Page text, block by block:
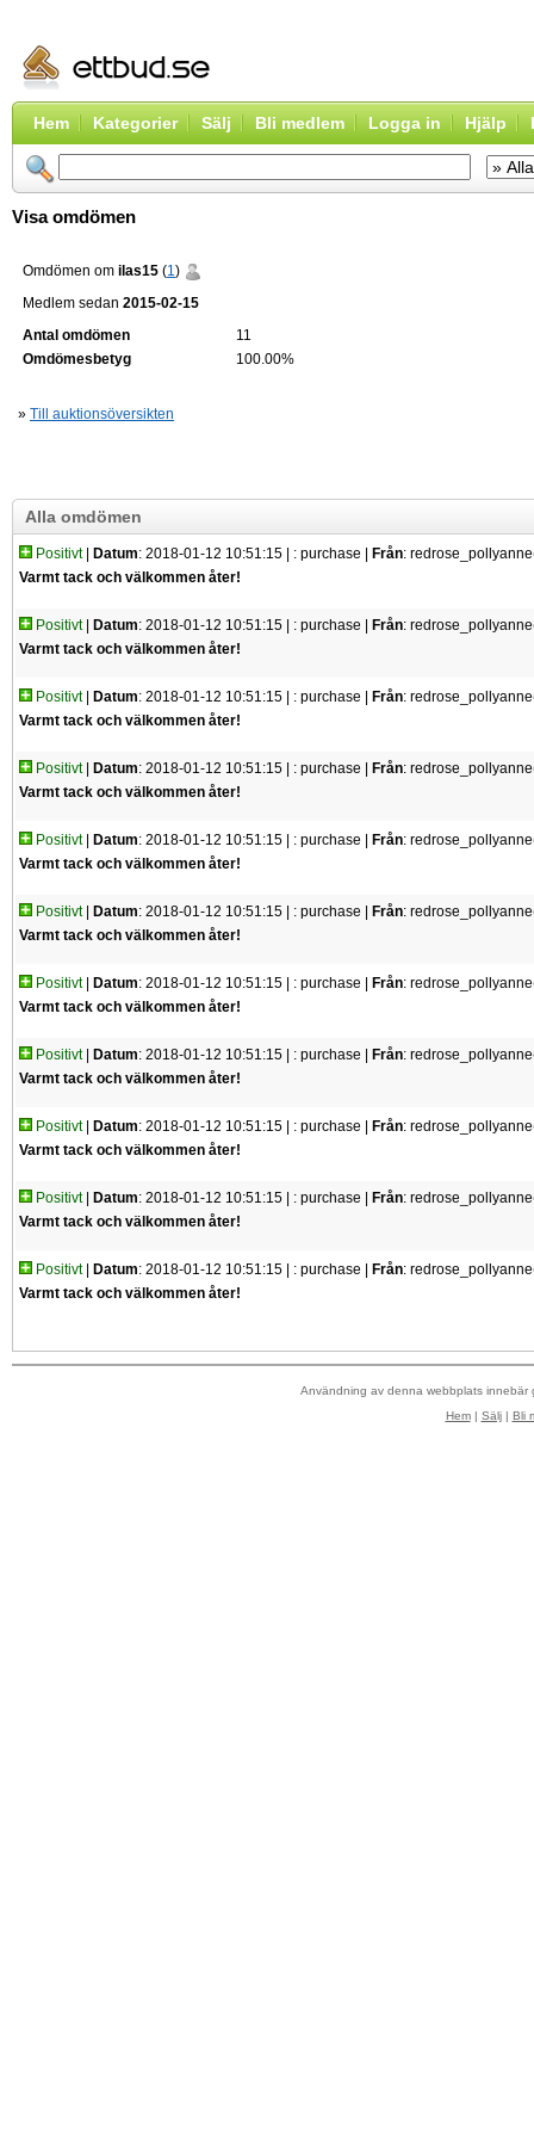
Hem Kategorier Sälj Bli medlem Logga in Hjälp
Visa omdömen
Omdömen om ilas15 (1)
Medlem sedan 2015-02-15
Antal omdömen
11
Omdömesbetyg
100.00%
» Till auktionsöversikten
Alla omdömen
Positivt| Datum: 2018-01-12 10:51:15 | : purchase | Från:
Varmt tack och välkommen åter!
Positivt| Datum: 2018-01-12 10:51:15 | : purchase | Från:
Varmt tack och välkommen åter!
Positivt| Datum: 2018-01-12 10:51:15 | : purchase | Från:
Varmt tack och välkommen åter!
Positivt| Datum: 2018-01-12 10:51:15 | : purchase | Från:
Varmt tack och välkommen åter!
Positivt| Datum: 2018-01-12 10:51:15 | : purchase | Från:
Varmt tack och välkommen åter!
Positivt| Datum: 2018-01-12 10:51:15 | : purchase | Från:
Varmt tack och välkommen åter!
Positivt| Datum: 2018-01-12 10:51:15 | : purchase | Från:
Varmt tack och välkommen åter!
Positivt| Datum: 2018-01-12 10:51:15 | : purchase | Från:
Varmt tack och välkommen åter!
Positivt| Datum: 2018-01-12 10:51:15 | : purchase | Från:
Varmt tack och välkommen åter!
Positivt| Datum: 2018-01-12 10:51:15 | : purchase | Från:
Varmt tack och välkommen åter!
Positivt| Datum: 2018-01-12 10:51:15 | : purchase | Från:
Varmt tack och välkommen åter!
Användning av denna webbplats
Hem| Sälj| Bli